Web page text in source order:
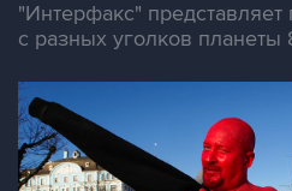
"Интерфакс"
с разных уголков планеты